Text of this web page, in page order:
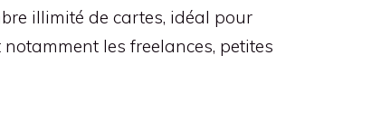
illimité de cartes, idéal pour
les freelances, petites